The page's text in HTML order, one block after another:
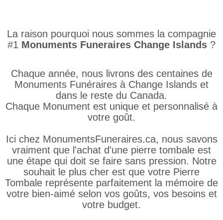
La raison pourquoi nous sommes la compagnie
#1 Monuments Funeraires Change Islands ?
Chaque année, nous livrons des centaines de
Monuments Funéraires à Change Islands et
dans le reste du Canada.
Chaque Monument est unique et personnalisé à
votre goût.
Ici chez MonumentsFuneraires.ca, nous savons
vraiment que l'achat d'une pierre tombale est
une étape qui doit se faire sans pression. Notre
souhait le plus cher est que votre Pierre
Tombale représente parfaitement la mémoire de
votre bien-aimé selon vos goûts, vos besoins et
votre budget.